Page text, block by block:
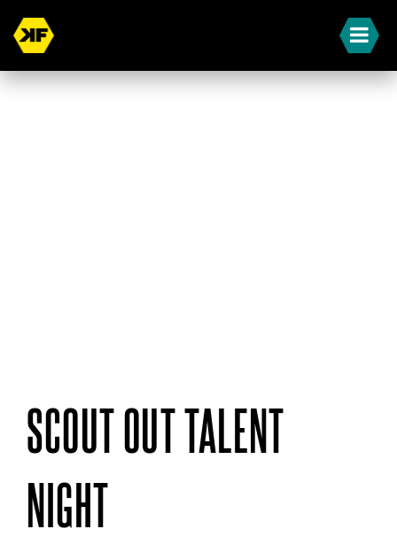
SCOUT OUT TALENT
NIGHT